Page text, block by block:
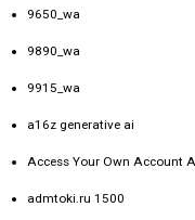
9650_wa
9890_wa
9915_wa
a16z generative ai
Access Your Own Account
admtoki.ru 1500